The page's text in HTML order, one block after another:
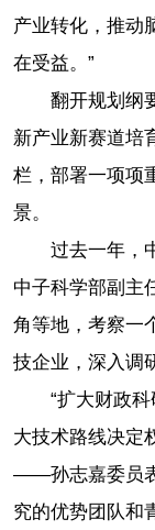
产业转化，推动
在受益。”
翻开规划纲
新产业新赛道
栏，部署一项项
景。
过去一年，
中子科学部副主
角等地，考察一
技企业，深入调
“扩大财政
大技术路线决定
——孙志嘉委员
究的优势团队和